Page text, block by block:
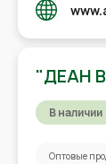
"ДЕАН
В наличии
Оптовые